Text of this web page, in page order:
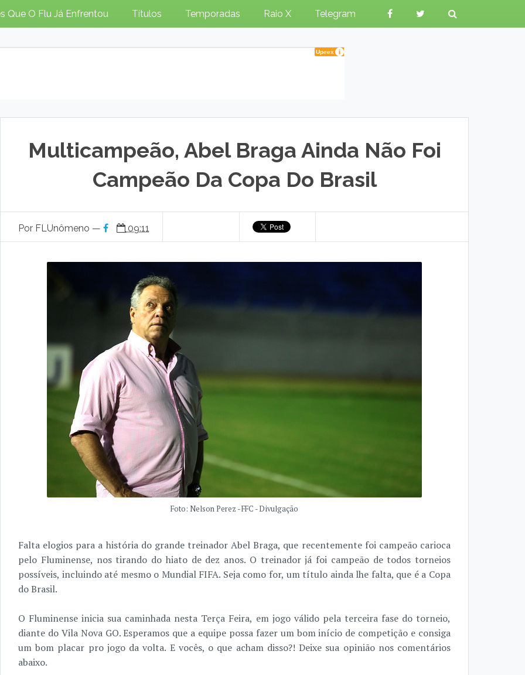
Que O Flu Já Enfrentou Títulos Temporadas Raio X Telegram
Multicampeão, Abel Braga Ainda Não Foi
Campeão Da Copa Do Brasil
Por FLUnômeno — 09:11
Foto: Nelson Perez - FFC - Divulgação
Falta elogios para a história do grande treinador Abel Braga, que recentemente foi campeão carioca
pelo Fluminense, nos tirando do hiato de dez anos. O treinador já foi campeão de todos torneios
possíveis, incluindo até mesmo o Mundial FIFA. Seja como for, um título ainda lhe falta, que é a Copa
do Brasil.
O Fluminense inicia sua caminhada nesta Terça Feira, em jogo válido pela terceira fase do torneio,
diante do Vila Nova GO. Esperamos que a equipe possa fazer um bom início de competição e consiga
um bom placar pro jogo da volta. E vocês, o que acham disso?! Deixe sua opinião nos comentários
abaixo.